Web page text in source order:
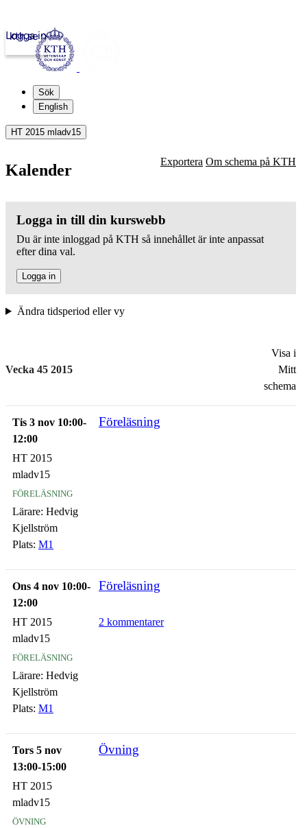
kth.se
Logga in
Sök
English
HT 2015 mladv15
Kalender Exportera Om schema på KTH
Logga in till din kurswebb
Du är inte inloggad på KTH så innehållet är inte anpassat
efter dina val.
Logga in
Ändra tidsperiod eller vy
Vecka 45 2015
Visa i
Mitt
schema
Tis 3 nov 10:00-
12:00
Föreläsning
HT 2015
mladv15
föreläsning
Lärare: Hedvig
Kjellström
Plats: M1
Ons 4 nov 10:00-
12:00
Föreläsning
HT 2015
mladv15
föreläsning
Lärare: Hedvig
Kjellström
Plats: M1
2 kommentarer
Tors 5 nov
13:00-15:00
Övning
HT 2015
mladv15
övning